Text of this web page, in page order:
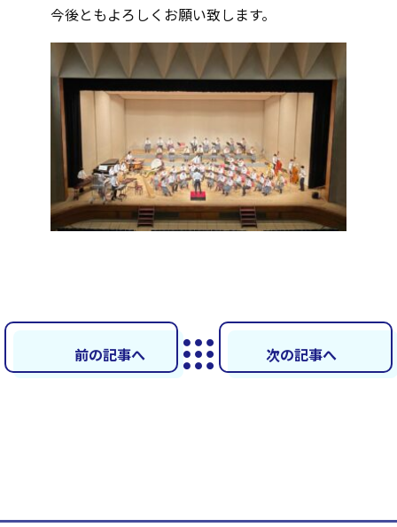
今後ともよろしくお願い致します。
前の記事へ 次の記事へ